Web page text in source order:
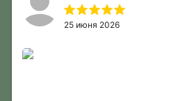
25 июня 2026